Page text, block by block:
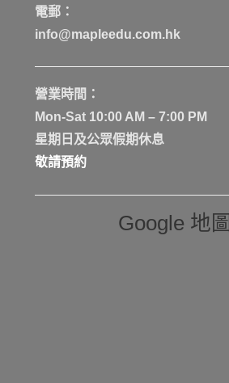
電郵：
info@mapleedu.com.hk
營業時間：
Mon-Sat 10:00 AM – 7:00 PM
星期日及公眾假期休息
敬請預約
Google 地圖